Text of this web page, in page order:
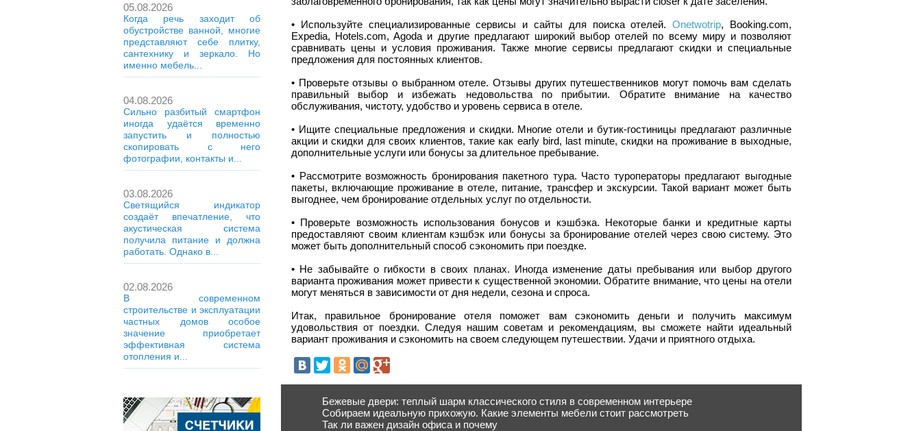
05.08.2026
Когда речь заходит об
обустройстве ванной, многие
представляют себе плитку,
сантехнику и зеркало. Но
именно мебель...
04.08.2026
Сильно разбитый смартфон
иногда удаётся временно
запустить и полностью
скопировать с него
фотографии, контакты и...
03.08.2026
Светящийся индикатор
создаёт впечатление, что
акустическая система
получила питание и должна
работать. Однако в...
02.08.2026
В современном
строительстве и эксплуатации
частных домов особое
значение приобретает
эффективная система
отопления и...
• Используйте специализированные сервисы и сайты для поиска отелей.Onetwotrip, Booking.com,
Expedia, Hotels.com, Agoda и другие предлагают широкий выбор отелей по всему миру и позволяют
сравнивать цены и условия проживания. Также многие сервисы предлагают скидки и специальные
предложения для постоянных клиентов.
• Проверьте отзывы о выбранном отеле. Отзывы других путешественников могут помочь вам сделать
правильный выбор и избежать недовольства по прибытии. Обратите внимание на качество
обслуживания, чистоту, удобство и уровень сервиса в отеле.
• Ищите специальные предложения и скидки. Многие отели и бутик-гостиницы предлагают различные
акции и скидки для своих клиентов, такие как early bird, last minute, скидки на проживание в выходные,
дополнительные услуги или бонусы за длительное пребывание.
• Рассмотрите возможность бронирования пакетного тура. Часто туроператоры предлагают выгодные
пакеты, включающие проживание в отеле, питание, трансфер и экскурсии. Такой вариант может быть
выгоднее, чем бронирование отдельных услуг по отдельности.
• Проверьте возможность использования бонусов и кэшбэка. Некоторые банки и кредитные карты
предоставляют своим клиентам кэшбэк или бонусы за бронирование отелей через свою систему. Это
может быть дополнительный способ сэкономить при поездке.
• Не забывайте о гибкости в своих планах. Иногда изменение даты пребывания или выбор другого
варианта проживания может привести к существенной экономии. Обратите внимание, что цены на отели
могут меняться в зависимости от дня недели, сезона и спроса.
Итак, правильное бронирование отеля поможет вам сэкономить деньги и получить максимум
удовольствия от поездки. Следуя нашим советам и рекомендациям, вы сможете найти идеальный
вариант проживания и сэкономить на своем следующем путешествии. Удачи и приятного отдыха.
Бежевые двери: теплый шарм классического стиля в современном интерьере
Собираем идеальную прихожую. Какие элементы мебели стоит рассмотреть
Так ли важен дизайн офиса и почему